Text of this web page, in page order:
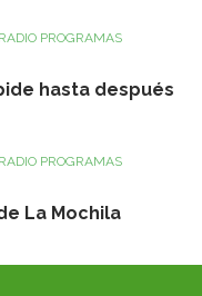
PROGRAMAS
hasta después
PROGRAMAS
La Mochila